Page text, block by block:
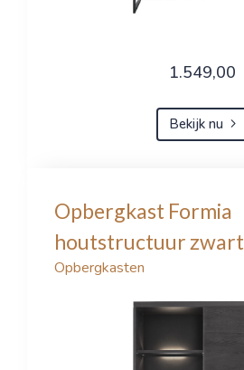
1.549,00
Bekijk nu
Opbergkast Formia
houtstructuur zwart
Opbergkasten